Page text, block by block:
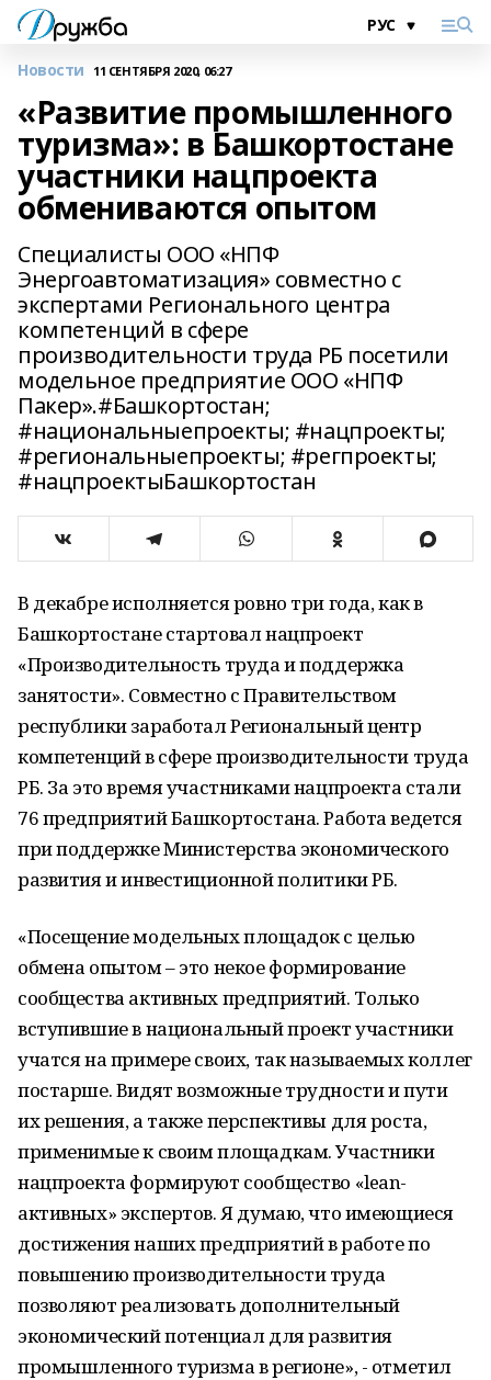
Новости 11 СЕНТЯБРЯ 2020, 06:27
«Развитие промышленного
туризма»: в Башкортостане
участники нацпроекта
обмениваются опытом
Специалисты ООО «НПФ
Энергоавтоматизация» совместно с
экспертами Регионального центра
компетенций в сфере
производительности труда РБ посетили
модельное предприятие ООО «НПФ
Пакер».#Башкортостан;
#национальныепроекты; #нацпроекты;
#региональныепроекты; #регпроекты;
#нацпроектыБашкортостан
В декабре исполняется ровно три года, как в
Башкортостане стартовал нацпроект
«Производительность труда и поддержка
занятости». Совместно с Правительством
республики заработал Региональный центр
компетенций в сфере производительности труда
РБ. За это время участниками нацпроекта стали
76 предприятий Башкортостана. Работа ведется
при поддержке Министерства экономического
развития и инвестиционной политики РБ.
«Посещение модельных площадок с целью
обмена опытом – это некое формирование
сообщества активных предприятий. Только
вступившие в национальный проект участники
учатся на примере своих, так называемых коллег
постарше. Видят возможные трудности и пути
их решения, а также перспективы для роста,
применимые к своим площадкам. Участники
нацпроекта формируют сообщество «lean-
активных» экспертов. Я думаю, что имеющиеся
достижения наших предприятий в работе по
повышению производительности труда
позволяют реализовать дополнительный
экономический потенциал для развития
промышленного туризма в регионе», - отметил